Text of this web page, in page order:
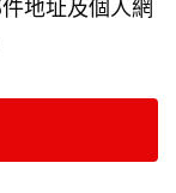
地址及個人網